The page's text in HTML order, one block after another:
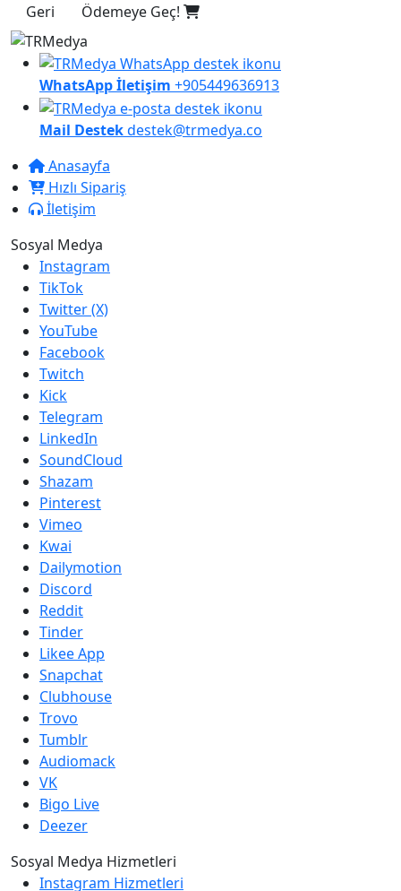
Geri
Ödemeye Geç!
WhatsApp İletişim +905449636913
Mail Destekdestek@trmedya.co
Anasayfa
Hızlı Sipariş
İletişim
Sosyal Medya
Instagram
TikTok
Twitter (X)
YouTube
Facebook
Twitch
Kick
Telegram
LinkedIn
SoundCloud
Shazam
Pinterest
Vimeo
Kwai
Dailymotion
Discord
Reddit
Tinder
Likee App
Snapchat
Clubhouse
Trovo
Tumblr
Audiomack
VK
Bigo Live
Deezer
Sosyal Medya Hizmetleri
Instagram Hizmetleri